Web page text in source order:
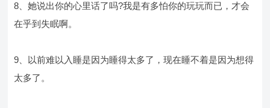
8、她说出你的心里话了吗?我是有多怕你的玩玩而已，才会
在乎到失眠啊。
9、以前难以入睡是因为睡得太多了，现在睡不着是因为想得
太多了。